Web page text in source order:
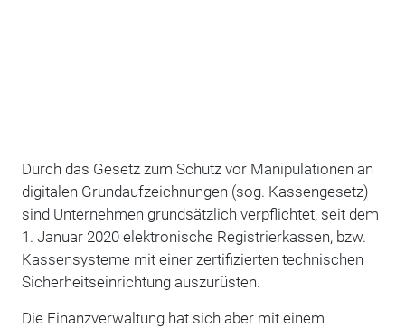
Durch das Gesetz zum Schutz vor Manipulationen an
digitalen Grundaufzeichnungen (sog. Kassengesetz)
sind Unternehmen grundsätzlich verpflichtet, seit dem
1. Januar 2020 elektronische Registrier­kassen, bzw.
Kassensysteme mit einer zertifizierten technischen
Sicherheitseinrich­tung aus­zurüsten.
Die Finanzverwaltung hat sich aber mit einem